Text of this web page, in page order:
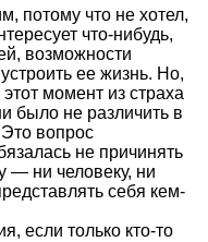
потому что не хотел,
что-нибудь,
возможности
ее жизнь. Но,
момент из страха
было не различить в
вопрос
не причинять
— ни человеку, ни
себя кем-
если только кто-то